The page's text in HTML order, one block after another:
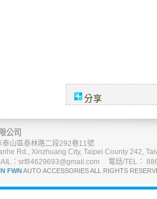
分享
公司
泰山區泰林路二段292巷11號
Rd., Xinzhuang City, Taipei County 242,
：srf84629693@gmail.com 電話/TEL：
FWNAUTO ACCESSORIES ALL RIGHTS